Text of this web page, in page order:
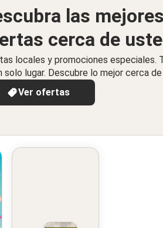
las mejores
cerca de
locales y promociones especiales.
solo lugar. Descubre lo mejor cerca
Ver ofertas